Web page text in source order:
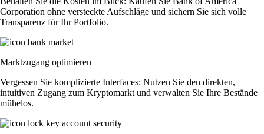
Corporation ohne versteckte Aufschläge und sichern Sie sich volle
Transparenz für Ihr Portfolio.
Marktzugang optimieren
Vergessen Sie komplizierte Interfaces: Nutzen Sie den direkten,
intuitiven Zugang zum Kryptomarkt und verwalten Sie Ihre Bestände
mühelos.